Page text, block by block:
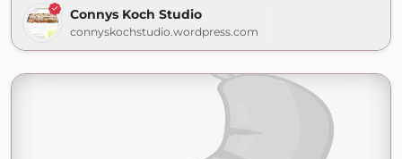
Connys Koch Studio
connyskochstudio.wordpress.com